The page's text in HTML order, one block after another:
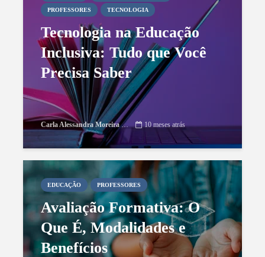
PROFESSORES TECNOLOGIA
Tecnologia na Educação
Inclusiva: Tudo que Você
Precisa Saber
Carla Alessandra Moreira Damasceno 10 meses atrás
EDUCAÇÃO PROFESSORES
Avaliação Formativa: O
Que É, Modalidades e
Benefícios